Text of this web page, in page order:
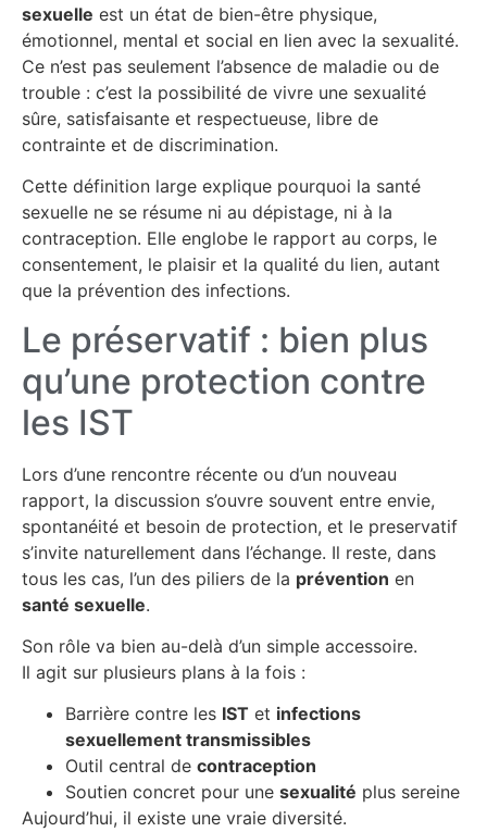
sexuelle est un état de bien-être physique,
émotionnel, mental et social en lien avec la sexualité.
Ce n’est pas seulement l’absence de maladie ou de
trouble : c’est la possibilité de vivre une sexualité
sûre, satisfaisante et respectueuse, libre de
contrainte et de discrimination.
Cette définition large explique pourquoi la santé
sexuelle ne se résume ni au dépistage, ni à la
contraception. Elle englobe le rapport au corps, le
consentement, le plaisir et la qualité du lien, autant
que la prévention des infections.
Le préservatif : bien plus
qu’une protection contre
les IST
Lors d’une rencontre récente ou d’un nouveau
rapport, la discussion s’ouvre souvent entre envie,
spontanéité et besoin de protection, et le preservatif
s’invite naturellement dans l’échange. Il reste, dans
tous les cas, l’un des piliers de la prévention en
santé sexuelle.
Son rôle va bien au-delà d’un simple accessoire.
Il agit sur plusieurs plans à la fois :
Barrière contre les IST et infections
sexuellement transmissibles
Outil central de contraception
Soutien concret pour une sexualité plus sereine
Aujourd’hui, il existe une vraie diversité.